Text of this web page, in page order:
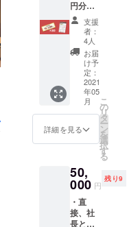
円分の
横浜西
口一番
街共通
お食事
券(1000
円×30
枚) ・横
浜西口
一番街7
店舗で
各店1杯
ずつ、
計7杯分
なドリ
ンクが
飲める
スタン
プラ
支援
者：
4人
お届
け予
定：
2021
年05
月
詳細を見る
こ
の
リ
タ
ー
ン
を
選
択
す
る
50,
000 円
残り9
・直
接、社
長とご